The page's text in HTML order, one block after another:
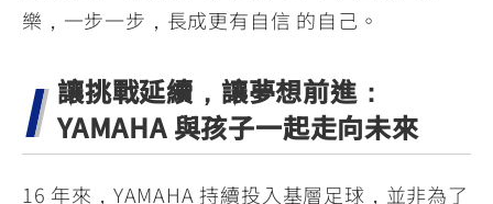
樂，一步一步，長成更有自信 的自己。
讓挑戰延續，讓夢想前進：
YAMAHA 與孩子一起走向未來
16 年來，YAMAHA 持續投入基層足球，並非為了